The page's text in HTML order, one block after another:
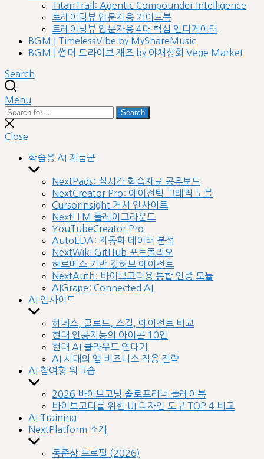
TitanTrail: Agentic Compounder Intelligence
트레이딩뷰 입문자용 가이드북
트레이딩뷰 입문자용 4대 핵심 인디케이터
BGM | TimelessVibe by MyShareMusic
BGM | 썸머 드라이브 재즈 by 야채상회 Vege Market
Search
Menu
Search
for:
Search
Close
search
Close
학습용 AI 제품군
Show
sub
menu
NextPads: 실시간 학습자료 공유보드
NextCreator Pro: 에이전틱 그래픽 노블
CursorInsight 커서 인사이트
NextLLM 플레이그라운드
YouTubeCreator Pro
AutoEDA: 자동화 데이터 분석
NextWiki GitHub 포트폴리오
헤르메스 기반 깃허브 에이전트
NextAuth: 바이브코더용 통합 인증 모듈
AIGrape: Connected AI
AI 인사이트
Show
sub
menu
하네스, 클로드, 스킬, 에이전트 비교
현대 인공지능의 아이콘 10인
현대 AI 클라우드 연대기
AI 시대의 앱 비즈니스 적응 전략
AI 참여형 워크숍
Show
sub
menu
2026 바이브코딩 솔로프리너 플레이북
바이브코더를 위한 UI 디자인 도구 TOP 4 비교
AI Training
NextPlatform 소개
Show
sub
동준상 프로필 (2026)